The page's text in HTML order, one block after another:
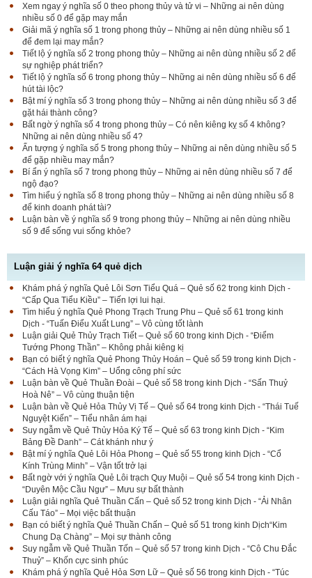
Xem ngay ý nghĩa số 0 theo phong thủy và tử vi – Những ai nên dùng
nhiều số 0 để gặp may mắn
Giải mã ý nghĩa số 1 trong phong thủy – Những ai nên dùng nhiều số 1
để đem lại may mắn?
Tiết lộ ý nghĩa số 2 trong phong thủy – Những ai nên dùng nhiều số 2 để
sự nghiệp phát triển?
Tiết lộ ý nghĩa số 6 trong phong thủy – Những ai nên dùng nhiều số 6 để
hút tài lộc?
Bật mí ý nghĩa số 3 trong phong thủy – Những ai nên dùng nhiều số 3 để
gặt hái thành công?
Bất ngờ ý nghĩa số 4 trong phong thủy – Có nên kiêng kỵ số 4 không?
Những ai nên dùng nhiều số 4?
Ấn tượng ý nghĩa số 5 trong phong thủy – Những ai nên dùng nhiều số 5
để gặp nhiều may mắn?
Bí ẩn ý nghĩa số 7 trong phong thủy – Những ai nên dùng nhiều số 7 để
ngộ đạo?
Tìm hiểu ý nghĩa số 8 trong phong thủy – Những ai nên dùng nhiều số 8
để kinh doanh phát tài?
Luận bàn về ý nghĩa số 9 trong phong thủy – Những ai nên dùng nhiều
số 9 để sống vui sống khỏe?
Luận giải ý nghĩa 64 quẻ dịch
Khám phá ý nghĩa Quẻ Lôi Sơn Tiểu Quá – Quẻ số 62 trong kinh Dịch -
“Cấp Qua Tiểu Kiều” – Tiến lợi lui hại.
Tìm hiểu ý nghĩa Quẻ Phong Trạch Trung Phu – Quẻ số 61 trong kinh
Dịch - “Tuấn Điểu Xuất Lung” – Vô cùng tốt lành
Luận giải Quẻ Thủy Trạch Tiết – Quẻ số 60 trong kinh Dịch - “Điểm
Tướng Phong Thần” – Không phải kiêng kị
Bạn có biết ý nghĩa Quẻ Phong Thủy Hoán – Quẻ số 59 trong kinh Dịch -
“Cách Hà Vọng Kim” – Uổng công phí sức
Luận bàn về Quẻ Thuần Đoài – Quẻ số 58 trong kinh Dịch - “Sấn Thuỷ
Hoà Nê” – Vô cùng thuận tiện
Luận bàn về Quẻ Hỏa Thủy Vị Tế – Quẻ số 64 trong kinh Dịch - “Thái Tuế
Nguyệt Kiến” – Tiểu nhân ám hại
Suy ngẫm về Quẻ Thủy Hỏa Ký Tế – Quẻ số 63 trong kinh Dịch - “Kim
Bảng Đề Danh” – Cát khánh như ý
Bật mí ý nghĩa Quẻ Lôi Hỏa Phong – Quẻ số 55 trong kinh Dịch - “Cổ
Kính Trùng Minh” – Vận tốt trở lại
Bất ngờ với ý nghĩa Quẻ Lôi trạch Quy Muội – Quẻ số 54 trong kinh Dịch -
“Duyên Mộc Cầu Ngư” – Mưu sự bất thành
Luận giải nghĩa Quẻ Thuần Cấn – Quẻ số 52 trong kinh Dịch - “Ải Nhân
Cấu Táo” – Mọi việc bất thuận
Bạn có biết ý nghĩa Quẻ Thuần Chấn – Quẻ số 51 trong kinh Dịch“Kim
Chung Dạ Chàng” – Mọi sự thành công
Suy ngẫm về Quẻ Thuần Tốn – Quẻ số 57 trong kinh Dịch - “Cô Chu Đắc
Thuỷ” – Khốn cực sinh phúc
Khám phá ý nghĩa Quẻ Hỏa Sơn Lữ – Quẻ số 56 trong kinh Dịch - “Túc